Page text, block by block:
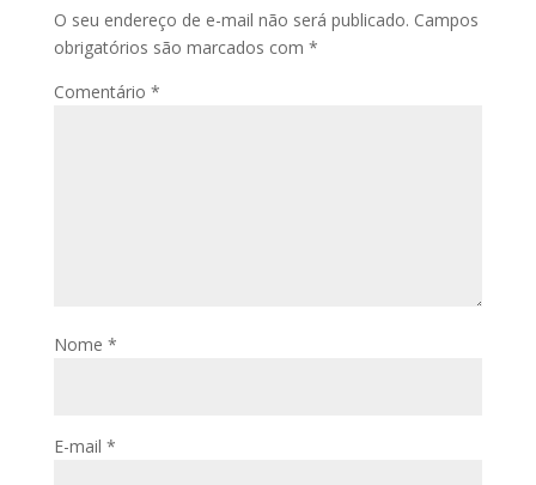
O seu endereço de e-mail não será publicado. Campos
obrigatórios são marcados com *
Comentário *
Nome *
E-mail *